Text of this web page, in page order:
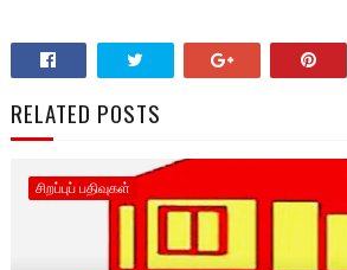
RELATED POSTS
சிறப்புப் பதிவுகள்